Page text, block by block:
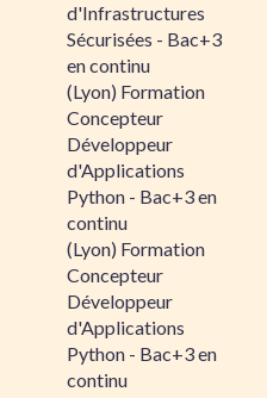
d'Infrastructures
Sécurisées - Bac+3
en continu
(Lyon) Formation
Concepteur
Développeur
d'Applications
Python - Bac+3 en
continu
(Lyon) Formation
Concepteur
Développeur
d'Applications
Python - Bac+3 en
continu